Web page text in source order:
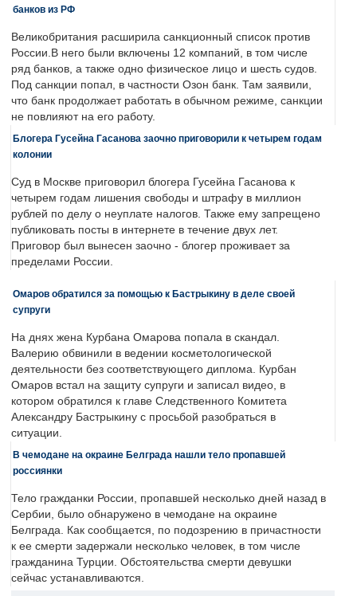
банков из РФ
Великобритания расширила санкционный список против
России.В него были включены 12 компаний, в том числе
ряд банков, а также одно физическое лицо и шесть судов.
Под санкции попал, в частности Озон банк. Там заявили,
что банк продолжает работать в обычном режиме, санкции
не повлияют на его работу.
Блогера Гусейна Гасанова заочно приговорили к четырем годам
колонии
Суд в Москве приговорил блогера Гусейна Гасанова к
четырем годам лишения свободы и штрафу в миллион
рублей по делу о неуплате налогов. Также ему запрещено
публиковать посты в интернете в течение двух лет.
Приговор был вынесен заочно - блогер проживает за
пределами России.
Омаров обратился за помощью к Бастрыкину в деле своей
супруги
На днях жена Курбана Омарова попала в скандал.
Валерию обвинили в ведении косметологической
деятельности без соответствующего диплома. Курбан
Омаров встал на защиту супруги и записал видео, в
котором обратился к главе Следственного Комитета
Александру Бастрыкину с просьбой разобраться в
ситуации.
В чемодане на окраине Белграда нашли тело пропавшей
россиянки
Тело гражданки России, пропавшей несколько дней назад в
Сербии, было обнаружено в чемодане на окраине
Белграда. Как сообщается, по подозрению в причастности
к ее смерти задержали несколько человек, в том числе
гражданина Турции. Обстоятельства смерти девушки
сейчас устанавливаются.